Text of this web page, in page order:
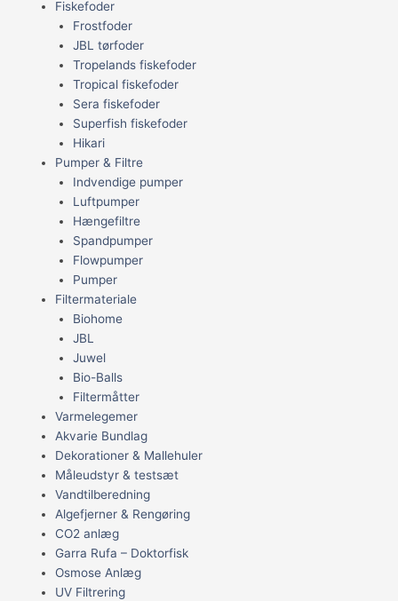
Fiskefoder
Frostfoder
JBL tørfoder
Tropelands fiskefoder
Tropical fiskefoder
Sera fiskefoder
Superfish fiskefoder
Hikari
Pumper & Filtre
Indvendige pumper
Luftpumper
Hængefiltre
Spandpumper
Flowpumper
Pumper
Filtermateriale
Biohome
JBL
Juwel
Bio-Balls
Filtermåtter
Varmelegemer
Akvarie Bundlag
Dekorationer & Mallehuler
Måleudstyr & testsæt
Vandtilberedning
Algefjerner & Rengøring
CO2 anlæg
Garra Rufa – Doktorfisk
Osmose Anlæg
UV Filtrering